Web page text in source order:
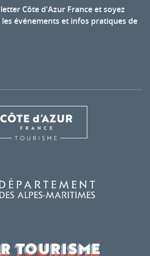
Côte d'Azur France et soyez
événements et infos pratiques de